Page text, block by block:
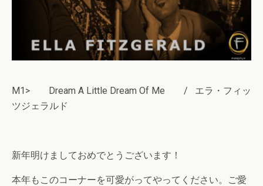
M1> Dream A Little Dream Of Me / エラ・フィッ
ツジェラルド
新年明けましておめでとうございます！
本年もこのコーナーを可愛がってやってください。ご愛